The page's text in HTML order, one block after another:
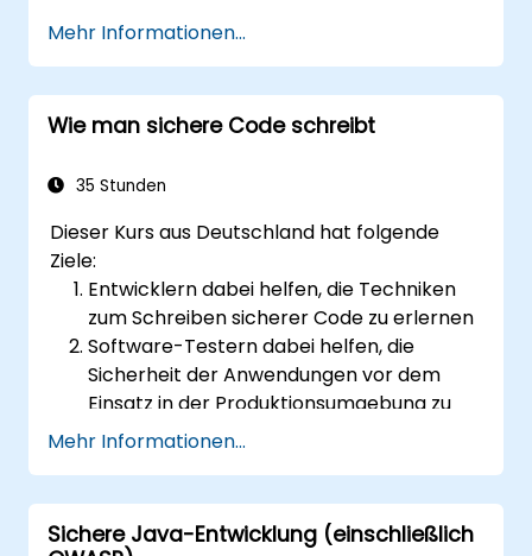
kennenzulernen, um das WSTG-
Framework an spezifische geschäftliche
Bedürfnisse anzupassen.
Diverse Sicherheitstestverfahren
Risiken und Angriffen zu schützen.
die Ergebnisse der Sicherheitsprüfungen
dokumentiert.
Mehr Informationen...
Wie man sichere Code schreibt
35 Stunden
Dieser Kurs aus Deutschland hat folgende
Ziele:
Entwicklern dabei helfen, die Techniken
zum Schreiben sicherer Code zu erlernen
Software-Testern dabei helfen, die
Sicherheit der Anwendungen vor dem
Einsatz in der Produktionsumgebung zu
prüfen
Anwendungen vertraut zu machen
Teamleitern dabei helfen, sichere
Mehr Informationen...
Sichere Java-Entwicklung (einschließlich